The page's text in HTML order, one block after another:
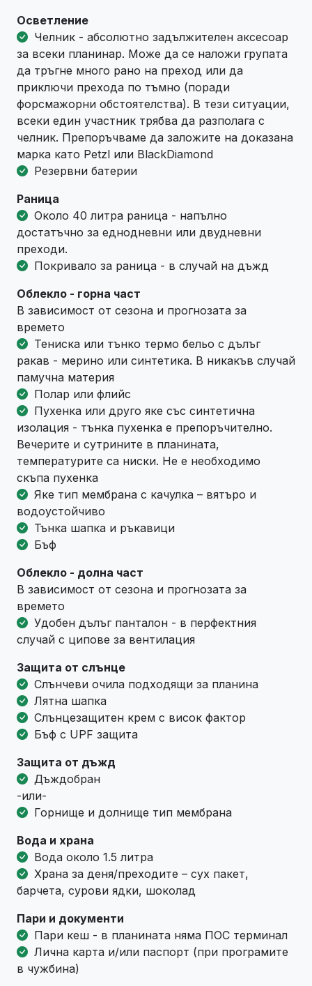
Осветление
Челник - абсолютно задължителен аксесоар
за всеки планинар. Може да се наложи групата
да тръгне много рано на преход или да
приключи прехода по тъмно (поради
форсмажорни обстоятелства). В тези ситуации,
всеки един участник трябва да разполага с
челник. Препоръчваме да заложите на доказана
марка като Petzl или BlackDiamond
Резервни батерии
Раница
Около 40 литра раница - напълно
достатъчно за еднодневни или двудневни
преходи.
Покривало за раница - в случай на дъжд
Облекло - горна част
В зависимост от сезона и прогнозата за
времето
Тениска или тънко термо бельо с дълъг
ракав - мерино или синтетика. В никакъв случай
памучна материя
Полар или флийс
Пухенка или друго яке със синтетична
изолация - тънка пухенка е препоръчително.
Вечерите и сутрините в планината,
температурите са ниски. Не е необходимо
скъпа пухенка
Яке тип мембрана с качулка – вятъро и
водоустойчиво
Тънка шапка и ръкавици
Бъф
Облекло - долна част
В зависимост от сезона и прогнозата за
времето
Удобен дълъг панталон - в перфектния
случай с ципове за вентилация
Защита от слънце
Слънчеви очила подходящи за планина
Лятна шапка
Слънцезащитен крем с висок фактор
Бъф с UPF защита
Защита от дъжд
Дъждобран
-или-
Горнище и долнище тип мембрана
Вода и храна
Вода около 1.5 литра
Храна за деня/преходите – сух пакет,
барчета, сурови ядки, шоколад
Пари и документи
Пари кеш - в планината няма ПОС терминал
Лична карта и/или паспорт (при програмите
в чужбина)